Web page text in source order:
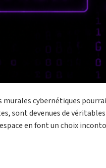
murales cybernétiques
sont devenues de
en font un choix